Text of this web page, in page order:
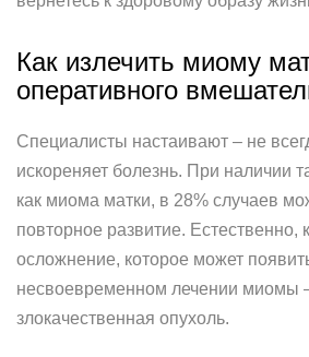
Как излечить миому
оперативного
Специалисты настаивают – не
искореняет болезнь. При наличии
как миома матки, в 28% случаев
повторное развитие. Естественно,
осложнение, которое может
несвоевременном лечении миомы
злокачественная опухоль.